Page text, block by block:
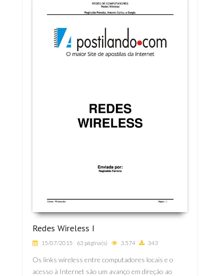
Redes Wireless I
15/07/2015 63 página(s) 3.574 343
Os links wireless entre computadores locais e o
acesso à Internet são um avanço em direção ao